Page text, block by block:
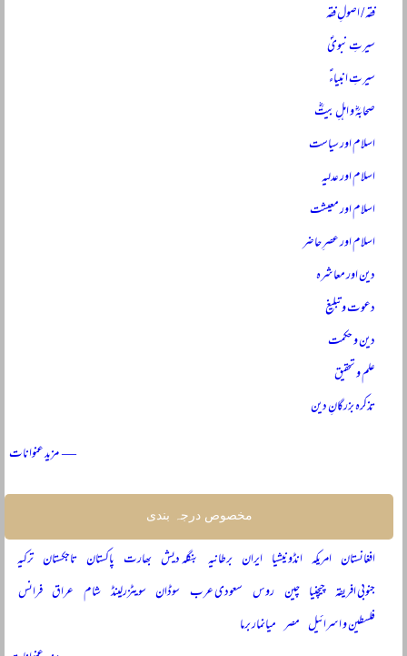
فقہ / اصولِ فقہ
سیرتِ نبویؐ
سیرتِ انبیاءؑ
صحابہؓ و اہلِ بیتؓ
اسلام اور سیاست
اسلام اور عدلیہ
اسلام اور معیشت
اسلام اور عصرِ حاضر
دین اور معاشرہ
دعوت و تبلیغ
دین و حکمت
علم و تحقیق
تذکرہ بزرگانِ دین
— مزید عنوانات
مخصوص درجہ بندی
افغانستان امریکہ انڈونیشیا ایران برطانیہ بنگلہ دیش بھارت پاکستان تاجکستان ترکیہ
جنوبی افریقہ چیچنیا چین روس سعودی عرب سوڈان سویٹزرلینڈ شام عراق فرانس
فلسطین و اسرائیل مصر میانمار برما